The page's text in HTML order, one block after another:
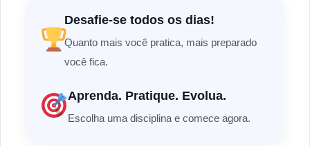
Desafie-se todos os dias!
Quanto mais você pratica, mais preparado
você fica.
Aprenda. Pratique. Evolua.
Escolha uma disciplina e comece agora.